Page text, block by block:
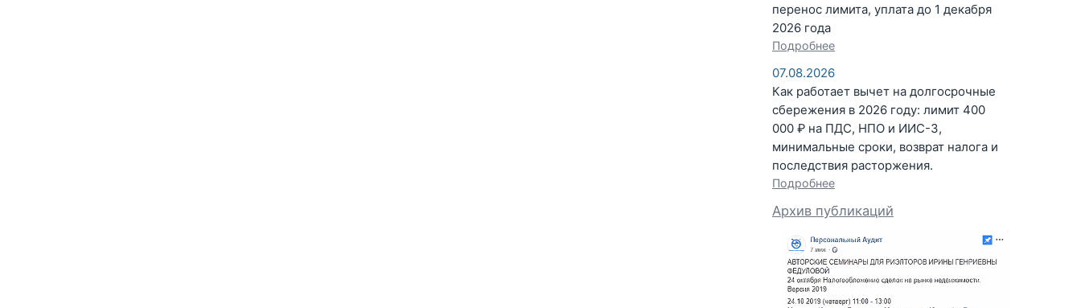
перенос лимита, уплата до 1 декабря
2026 года
Подробнее
07.08.2026
Как работает вычет на долгосрочные
сбережения в 2026 году: лимит 400
000 ₽ на ПДС, НПО и ИИС-3,
минимальные сроки, возврат налога и
последствия расторжения.
Подробнее
Архив публикаций